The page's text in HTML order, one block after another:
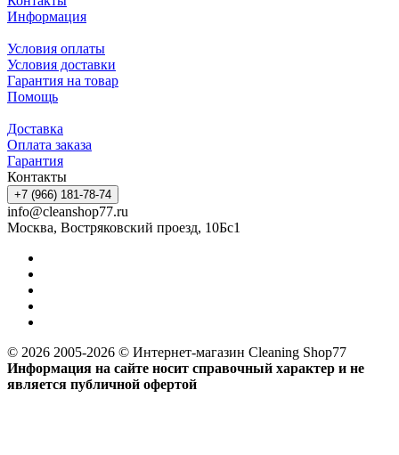
Информация
Условия оплаты
Условия доставки
Гарантия на товар
Помощь
Доставка
Оплата заказа
Гарантия
Контакты
+7 (966) 181-78-74
info@cleanshop77.ru
Москва, Востряковский проезд, 10Бс1
© 2026 2005-2026 © Интернет-магазин Cleaning Shop77
Информация на сайте носит справочный характер и не
является публичной офертой